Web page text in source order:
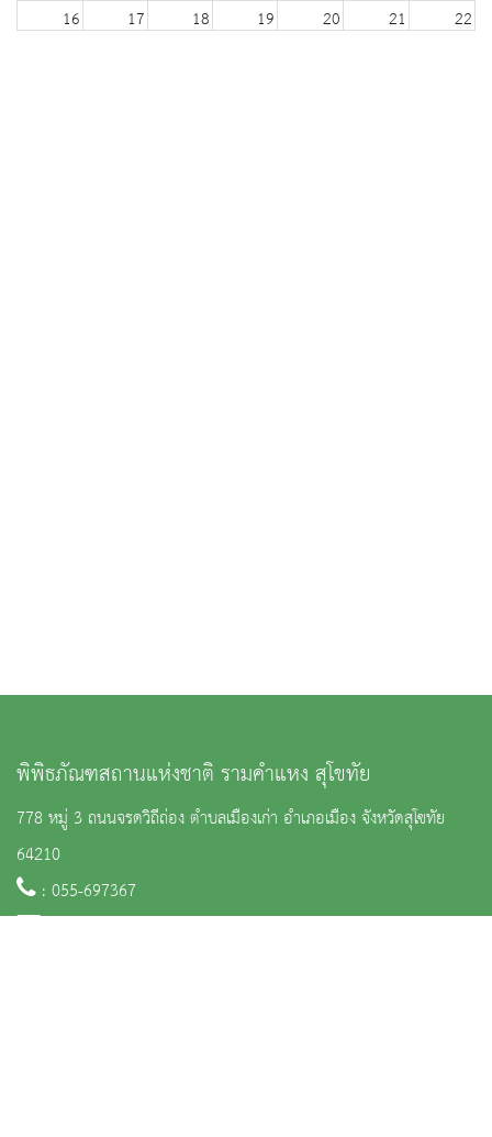
16 17 18 19 20 21 22
พิพิธภัณฑสถานแห่งชาติ รามคำแหง สุโขทัย
778 หมู่ 3 ถนนจรดวิถีถ่อง ตำบลเมืองเก่า อำเภอเมือง จังหวัดสุโขทัย
64210
: 055-697367